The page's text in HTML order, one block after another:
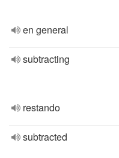
en general
subtracting
restando
subtracted